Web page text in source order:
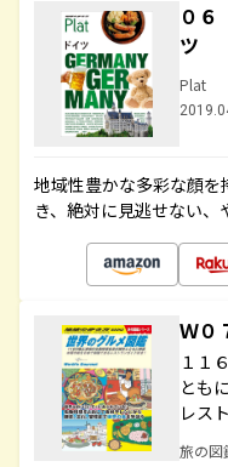
０
ツ
Plat
地域性豊かな多彩な顔
き、絶対に見逃せない、
Ｗ０
１１
とも
レス
旅の図